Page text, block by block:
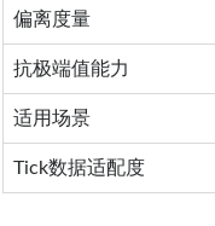
偏离度量
抗极端值能力
适用场景
Tick数据适配度